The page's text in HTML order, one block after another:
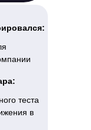
теста
в